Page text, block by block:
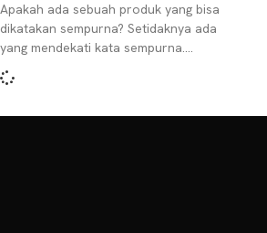
Apakah ada sebuah produk yang bisa
dikatakan sempurna? Setidaknya ada
yang mendekati kata sempurna.
Barangkali banyak yang menggelengkan
kepala. Tapi, rokok Forte Extra Breeze